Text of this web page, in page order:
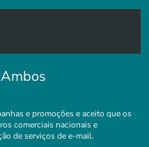
Ambos
e promoções e aceito que os
comerciais nacionais e
de serviços de e-mail.